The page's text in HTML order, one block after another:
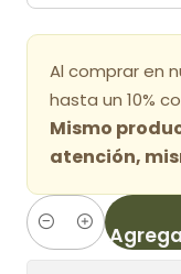
Al comprar en
hasta un 10%
Mismo
atención,
Cantidad